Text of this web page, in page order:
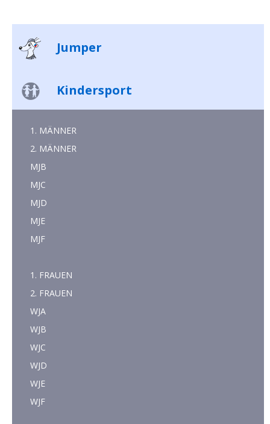
Jumper
Kindersport
1. MÄNNER
2. MÄNNER
MJB
MJC
MJD
MJE
MJF
1. FRAUEN
2. FRAUEN
WJA
WJB
WJC
WJD
WJE
WJF